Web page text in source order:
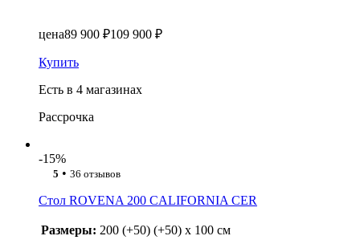
цена89 900 ₽109 900 ₽
Купить
Есть в 4 магазинах
Рассрочка
-15%
5 • 36 отзывов
Стол ROVENA 200 CALIFORNIA CER
Размеры: 200 (+50) (+50) x 100 см